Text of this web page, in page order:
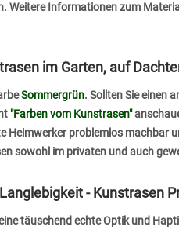
Weitere Informationen zum
im Garten, auf
Sommergrün. Sollten Sie einen
"Farben vom Kunstrasen"
Heimwerker problemlos
sowohl im privaten und auch
- Kunstrasen
täuschend echte Optik und